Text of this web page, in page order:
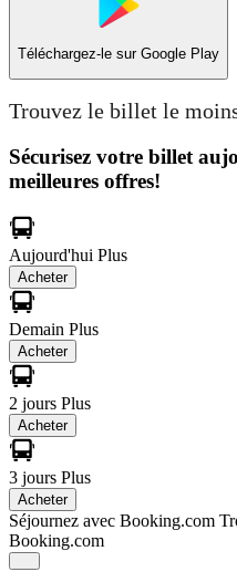
Téléchargez-le sur Google Play
Trouvez le billet le
Sécurisez votre billet
meilleures offres!
Aujourd'hui Plus
Acheter
Demain Plus
Acheter
2 jours Plus
Acheter
3 jours Plus
Acheter
Séjournez avec Booking.com
Booking.com